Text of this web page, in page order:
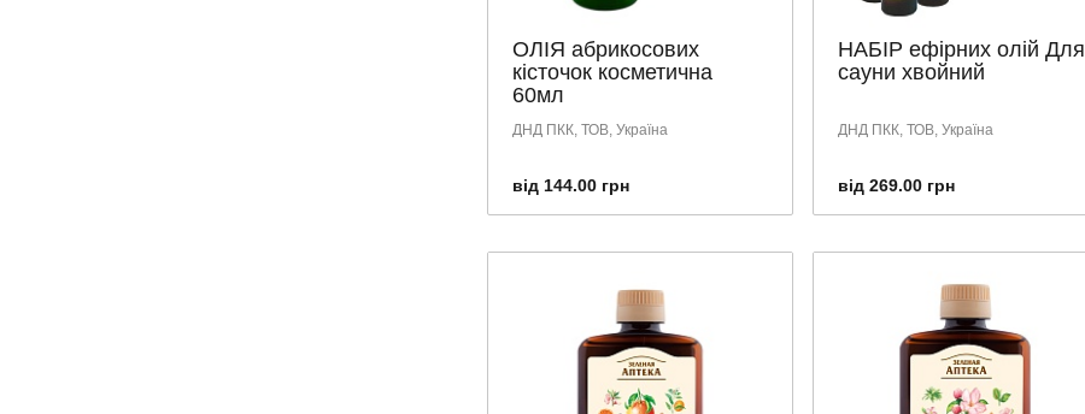
ОЛІЯ абрикосових
кісточок косметична
60мл
ДНД ПКК, ТОВ, Україна
від 144.00 грн
НАБІР ефірних олій Для
сауни хвойний
ДНД ПКК, ТОВ, Україна
від 269.00 грн